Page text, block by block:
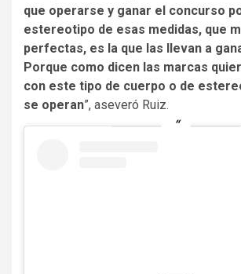
que operarse y ganar el concurso
estereotipo de esas medidas, que
perfectas, es la que las llevan a
Porque como dicen las marcas
con este tipo de cuerpo o de
se operan”, aseveró Ruiz.